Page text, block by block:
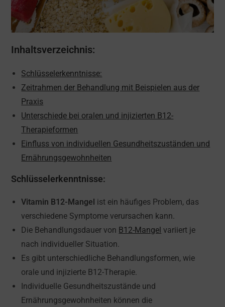
Inhaltsverzeichnis:
Schlüsselerkenntnisse:
Zeitrahmen der Behandlung mit Beispielen aus der
Praxis
Unterschiede bei oralen und injizierten B12-
Therapieformen
Einfluss von individuellen Gesundheitszuständen und
Ernährungsgewohnheiten
Schlüsselerkenntnisse:
Vitamin B12-Mangel ist ein häufiges Problem, das
verschiedene Symptome verursachen kann.
Die Behandlungsdauer von B12-Mangel variiert je
nach individueller Situation.
Es gibt unterschiedliche Behandlungsformen, wie
orale und injizierte B12-Therapie.
Individuelle Gesundheitszustände und
Ernährungsgewohnheiten können die